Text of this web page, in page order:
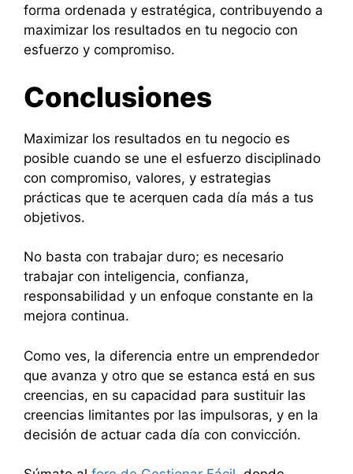
forma ordenada y estratégica, contribuyendo a
maximizar los resultados en tu negocio con
esfuerzo y compromiso.
Conclusiones
Maximizar los resultados en tu negocio es
posible cuando se une el esfuerzo disciplinado
con compromiso, valores, y estrategias
prácticas que te acerquen cada día más a tus
objetivos.
No basta con trabajar duro; es necesario
trabajar con inteligencia, confianza,
responsabilidad y un enfoque constante en la
mejora continua.
Como ves, la diferencia entre un emprendedor
que avanza y otro que se estanca está en sus
creencias, en su capacidad para sustituir las
creencias limitantes por las impulsoras, y en la
decisión de actuar cada día con convicción.